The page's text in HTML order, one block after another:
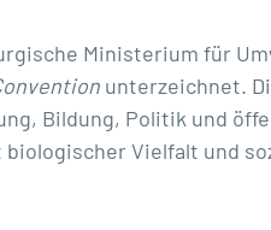
Ministerium für
unterzeichnet.
Bildung, Politik und
Vielfalt und